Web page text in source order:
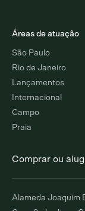
Áreas de atuação
São Paulo
Rio de Janeiro
Lançamentos
Internacional
Campo
Praia
Comprar ou
Alto de Pinheiros
Comprar Alugar
Alameda Joaquim